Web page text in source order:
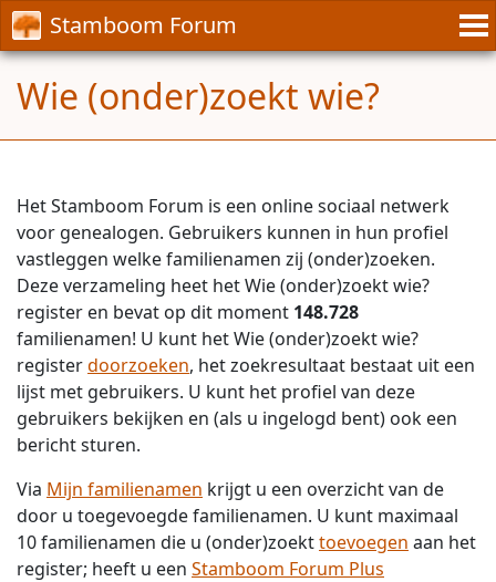
Stamboom Forum
Wie (onder)zoekt wie?
Het Stamboom Forum is een online sociaal netwerk
voor genealogen. Gebruikers kunnen in hun profiel
vastleggen welke familienamen zij (onder)zoeken.
Deze verzameling heet het Wie (onder)zoekt wie?
register en bevat op dit moment 148.728
familienamen! U kunt het Wie (onder)zoekt wie?
registerdoorzoeken, het zoekresultaat bestaat uit een
lijst met gebruikers. U kunt het profiel van deze
gebruikers bekijken en (als u ingelogd bent) ook een
bericht sturen.
Via Mijn familienamen krijgt u een overzicht van de
door u toegevoegde familienamen. U kunt maximaal
10 familienamen die u (onder)zoekttoevoegen aan het
register; heeft u een Stamboom Forum Plus